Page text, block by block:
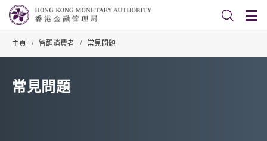
主頁 / 智醒消費者 / 常見問題
常見問題